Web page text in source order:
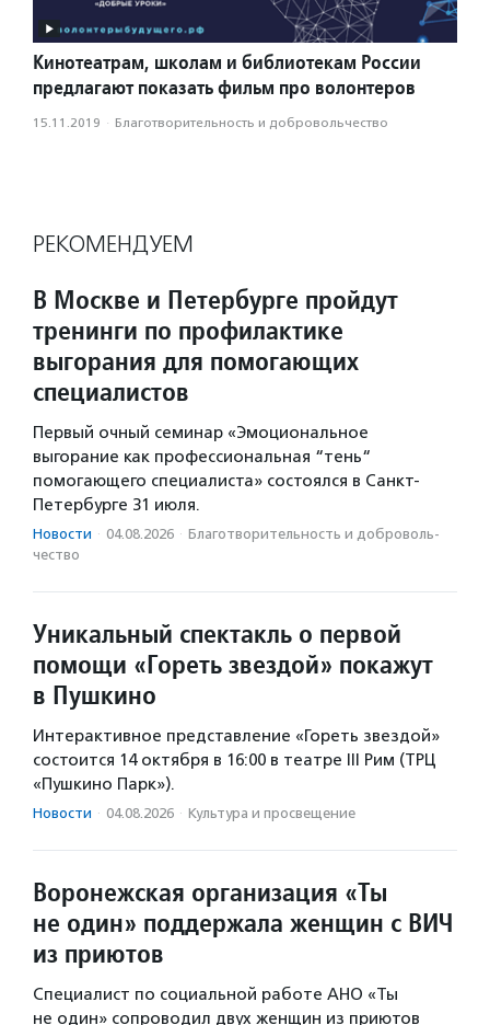
Кинотеатрам, школам и библиотекам России
предлагают показать фильм про волонтеров
15.11.2019 · Благотвори­тель­ность и доброволь­чест­во
РЕКОМЕНДУЕМ
В Москве и Петербурге пройдут
тренинги по профилактике
выгорания для помогающих
специалистов
Первый очный семинар «Эмоциональное
выгорание как профессиональная “тень“
помогающего специалиста» состоялся в Санкт-
Петербурге 31 июля.
Новости · 04.08.2026 · Благотвори­тель­ность и доброволь­
чест­во
Уникальный спектакль о первой
помощи «Гореть звездой» покажут
в Пушкино
Интерактивное представление «Гореть звездой»
состоится 14 октября в 16:00 в театре III Рим (ТРЦ
«Пушкино Парк»).
Новости · 04.08.2026 · Культура и просвещение
Воронежская организация «Ты
не один» поддержала женщин с ВИЧ
из приютов
Специалист по социальной работе АНО «Ты
не один» сопроводил двух женщин из приютов